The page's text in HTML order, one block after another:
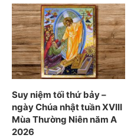
Suy niệm tối thứ bảy –
ngày Chúa nhật tuần XVIII
Mùa Thường Niên năm A
2026